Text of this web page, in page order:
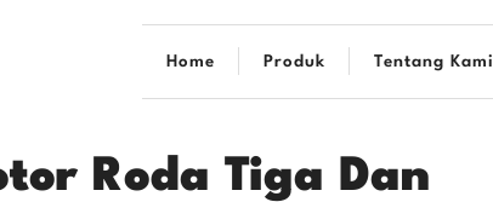
Home Produk Tentang Kami
Roda Tiga Dan